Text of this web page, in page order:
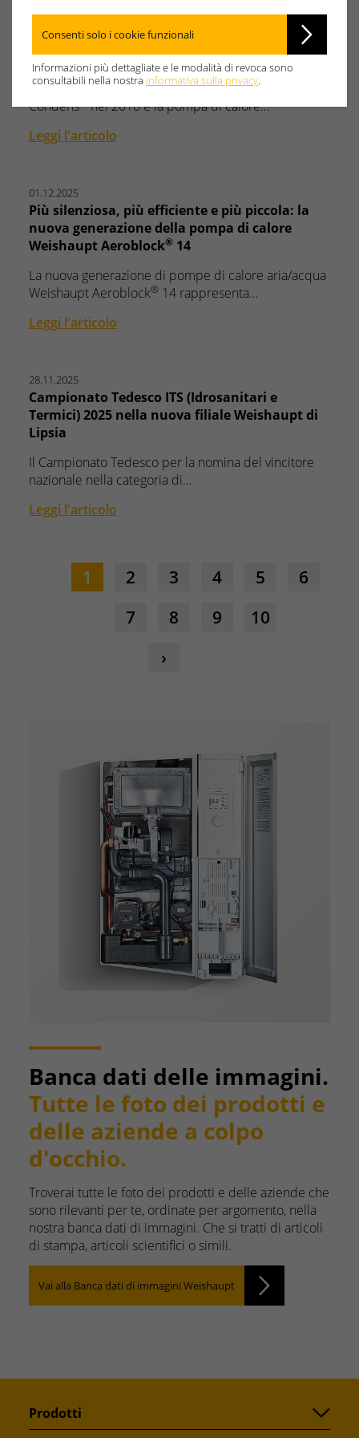
German Design Award 2026: la pompa di calore
Weishaupt Aeroblock®riceve il prestigioso
riconoscimento
Dopo la caldaia a condensazione a gas Thermo
Condens nel 2018 e la pompa di calore…
Leggi l'articolo
01.12.2025
Più silenziosa, più efficiente e più piccola: la
nuova generazione della pompa di calore
Weishaupt Aeroblock® 14
La nuova generazione di pompe di calore aria/acqua
Weishaupt Aeroblock® 14 rappresenta…
Leggi l'articolo
28.11.2025
Campionato Tedesco ITS (Idrosanitari e
Termici) 2025 nella nuova filiale Weishaupt di
Lipsia
Il Campionato Tedesco per la nomina del vincitore
nazionale nella categoria di…
Leggi l'articolo
1 2 3 4 5
6
7
8 9 10
Banca dati delle immagini.
Tutte le foto dei prodotti e
delle aziende a colpo
d'occhio.
Troverai tutte le foto dei prodotti e delle aziende che
sono rilevanti per te, ordinate per argomento, nella
nostra banca dati di immagini. Che si tratti di articoli
di stampa, articoli scientifici o simili.
Vai alla Banca dati di immagini Weishaupt
Prodotti
Consenti solo i cookie funzionali
Informazioni più dettagliate e le modalità di revoca sono
consultabili nella nostra informativa sulla privacy.